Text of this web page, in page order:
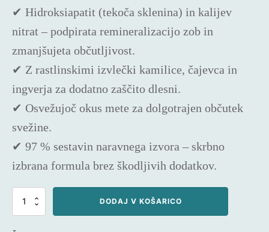
✔ Hidroksiapatit (tekoča sklenina) in kalijev
nitrat – podpirata remineralizacijo zob in
zmanjšujeta občutljivost.
✔ Z rastlinskimi izvlečki kamilice, čajevca in
ingverja za dodatno zaščito dlesni.
✔ Osvežujoč okus mete za dolgotrajen občutek
svežine.
✔ 97 % sestavin naravnega izvora – skrbno
izbrana formula brez škodljivih dodatkov.
NARAVNA
ZOBNA
PASTA
ZA
DODAJ V KOŠARICO